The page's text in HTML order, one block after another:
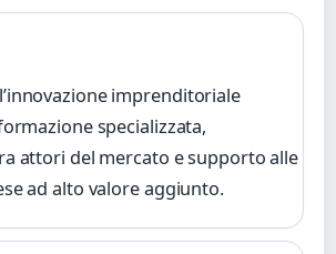
imprenditoriale
specializzata,
attori del mercato e supporto alle
ad alto valore aggiunto.